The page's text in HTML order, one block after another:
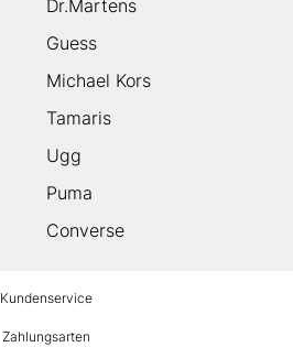
Dr.Martens
Guess
Michael Kors
Tamaris
Ugg
Puma
Converse
Kundenservice
Zahlungsarten